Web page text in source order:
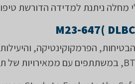
מחלה ניתנת למדידה הדורשת
M23-647(
הפרמקוקינטיקה,